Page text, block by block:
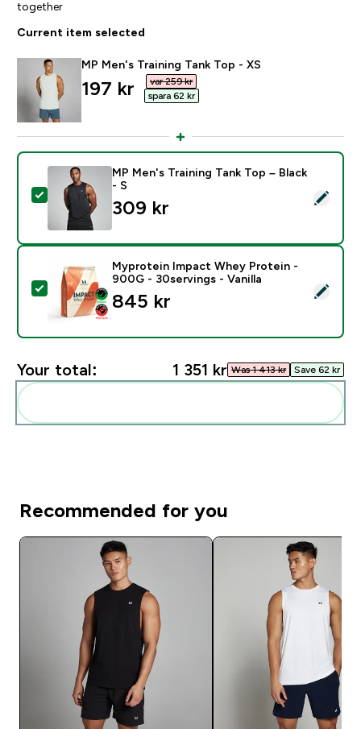
together
Current item selected
MP Men's Training Tank Top - XS
discounted price
197 kr‎
var 259 kr‎
spara 62 kr‎
Select this product - MP Men's Training Tank Top –
MP Men's Training Tank Top – Black
- S
309 kr‎
Select this product - Myprotein Impact Whey
Myprotein Impact Whey Protein -
900G - 30servings - Vanilla
845 kr‎
Your total: 1 351 kr‎ Was 1 413 kr‎ Save 62 kr‎
Recommended for you